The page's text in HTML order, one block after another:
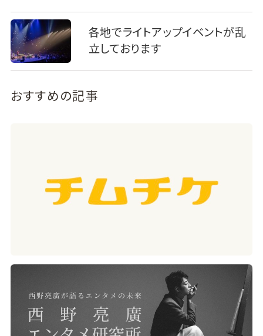
各地でライトアップイベントが乱
立しております
おすすめの記事